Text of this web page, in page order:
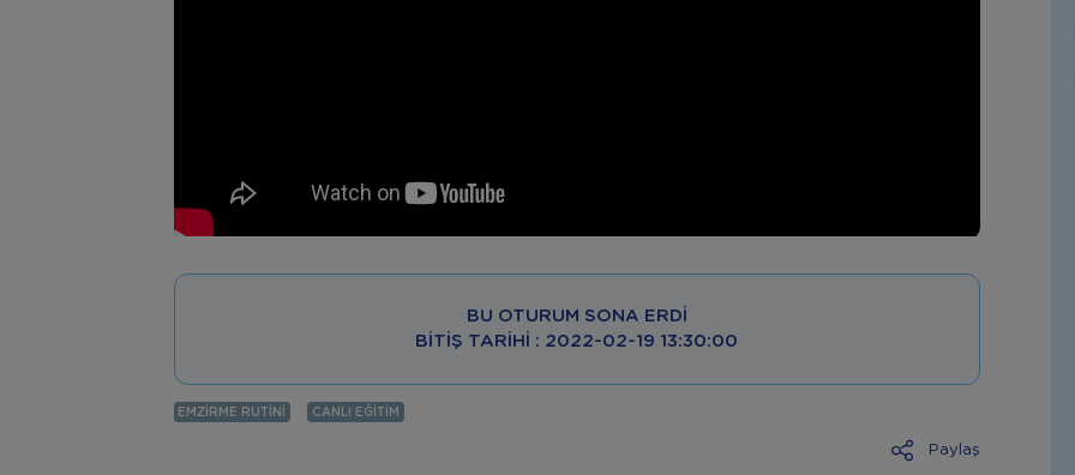
BU OTURUM SONA ERDI
BITIŞ TARIHI : 2022-02-19 13:30:00
EMZIRME RUTINI CANLI EĞITIM
Paylaş